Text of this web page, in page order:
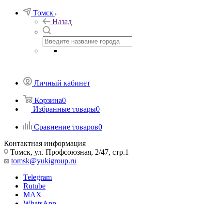
Томск
Назад
Личный кабинет
Корзина0
Избранные товары0
Сравнение товаров0
Контактная информация
Томск, ул. Профсоюзная, 2/47, стр.1
tomsk@yukigroup.ru
Telegram
Rutube
MAX